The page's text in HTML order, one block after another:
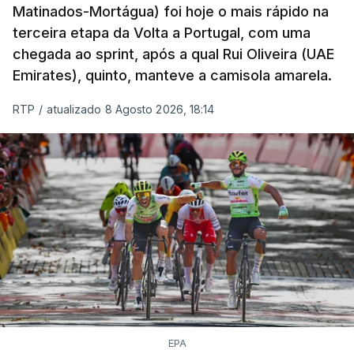
Matinados-Mortágua) foi hoje o mais rápido na
terceira etapa da Volta a Portugal, com uma
chegada ao sprint, após a qual Rui Oliveira (UAE
Emirates), quinto, manteve a camisola amarela.
RTP / atualizado 8 Agosto 2026, 18:14
EPA